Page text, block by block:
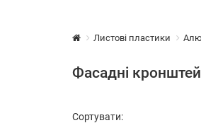
Листові пластики
Фасадні
Сортувати: